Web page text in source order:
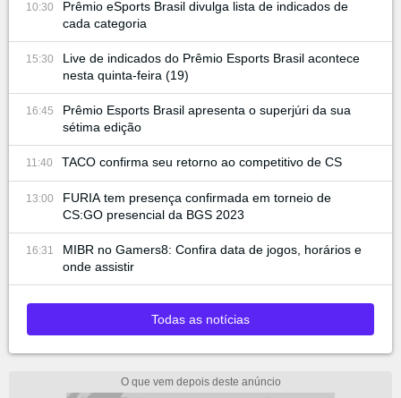
10:30
Prêmio eSports Brasil divulga lista de indicados de
cada categoria
15:30
Live de indicados do Prêmio Esports Brasil acontece
nesta quinta-feira (19)
16:45
Prêmio Esports Brasil apresenta o superjúri da sua
sétima edição
11:40 TACO confirma seu retorno ao competitivo de CS
13:00
FURIA tem presença confirmada em torneio de
CS:GO presencial da BGS 2023
16:31
MIBR no Gamers8: Confira data de jogos, horários e
onde assistir
Todas as notícias